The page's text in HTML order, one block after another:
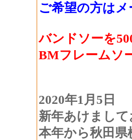
ご希望の方はメ
バンドソーを
BMフレームソ
2020年1月5日
新年あけまし
本年から秋田県